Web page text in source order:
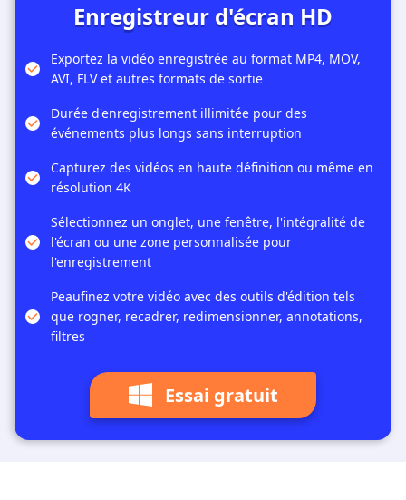
Enregistreur d'écran HD
Exportez la vidéo enregistrée au format MP4, MOV,
AVI, FLV et autres formats de sortie
Durée d'enregistrement illimitée pour des
événements plus longs sans interruption
Capturez des vidéos en haute définition ou même en
résolution 4K
Sélectionnez un onglet, une fenêtre, l'intégralité de
l'écran ou une zone personnalisée pour
l'enregistrement
Peaufinez votre vidéo avec des outils d'édition tels
que rogner, recadrer, redimensionner, annotations,
filtres
Essai gratuit